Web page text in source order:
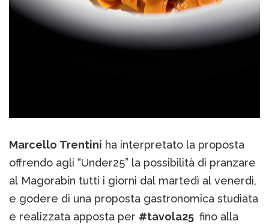
Marcello Trentini ha interpretato la proposta
offrendo agli “Under25” la possibilità di pranzare
al Magorabin tutti i giorni dal martedì al venerdì,
e godere di una proposta gastronomica studiata
e realizzata apposta per #tavola25 fino alla